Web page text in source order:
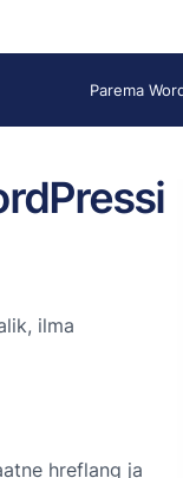
Parema
ilma
hreflang ja